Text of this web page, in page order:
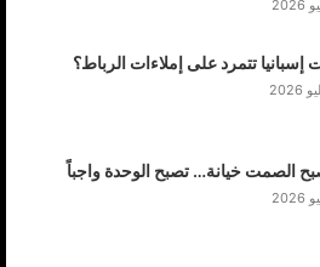
إسبانيا تتمرد على إملاءات الرباط؟
الصمت خيانة… تصبح الوحدة واجباً